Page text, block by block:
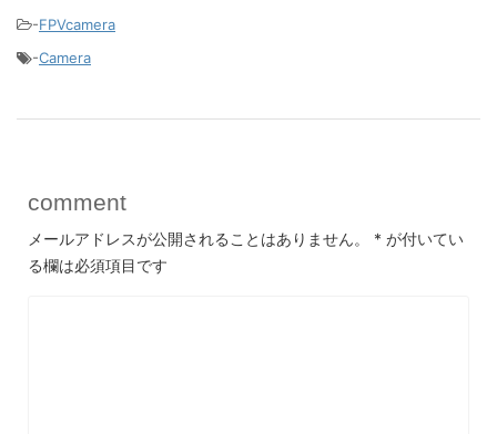
-FPVcamera
-Camera
comment
メールアドレスが公開されることはありません。 * が付いてい
る欄は必須項目です